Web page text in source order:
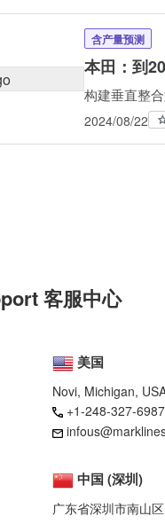
含产量预测
本田：到
构建垂直整
2024/08/22
客服中心
美国
Novi, Michigan,
+1-248-327-6987
中国 (深圳)
广东省深圳市南山区